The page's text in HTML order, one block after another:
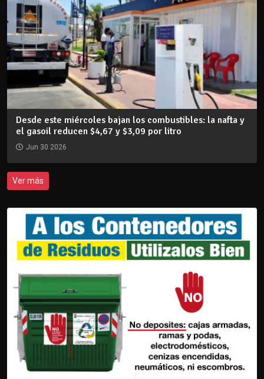
Desde este miércoles bajan los combustibles: la nafta y
el gasoil reducen $4,67 y $3,09 por litro
Jun 30 2026
Ver más